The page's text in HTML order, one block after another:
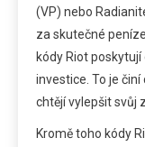
(VP) nebo
za skutečné
kódy Riot
investice. To je
chtějí vylepšit svůj
Kromě toho kódy